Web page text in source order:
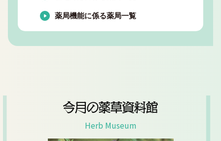
薬局機能に係る薬局一覧
今月の薬草資料館
Herb Museum